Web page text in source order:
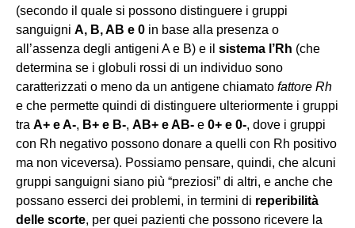
(secondo il quale si possono distinguere i gruppi
sanguigni A, B, AB e 0 in base alla presenza o
all’assenza degli antigeni A e B) e il sistema l’Rh (che
determina se i globuli rossi di un individuo sono
caratterizzati o meno da un antigene chiamato fattore Rh
e che permette quindi di distinguere ulteriormente i gruppi
tra A+ e A-, B+ e B-, AB+ e AB- e 0+ e 0-, dove i gruppi
con Rh negativo possono donare a quelli con Rh positivo
ma non viceversa). Possiamo pensare, quindi, che alcuni
gruppi sanguigni siano più “preziosi” di altri, e anche che
possano esserci dei problemi, in termini di reperibilità
delle scorte, per quei pazienti che possono ricevere la